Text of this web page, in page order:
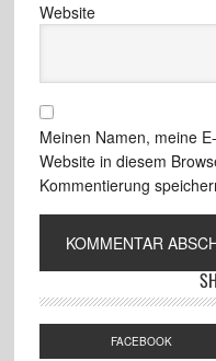
Website
Meinen Namen, meine
Website in diesem
Kommentierung
FACEBOOK